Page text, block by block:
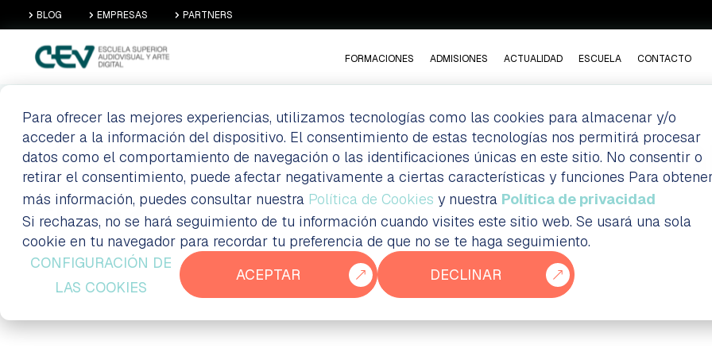
Para ofrecer las mejores experiencias, utilizamos tecnologías como las cookies para almacenar y/o
acceder a la información del dispositivo. El consentimiento de estas tecnologías nos permitirá procesar
datos como el comportamiento de navegación o las identificaciones únicas en este sitio. No consentir o
retirar el consentimiento, puede afectar negativamente a ciertas características y funciones Para
más información, puedes consultar nuestra Política de Cookies y nuestra Política de privacidad
Si rechazas, no se hará seguimiento de tu información cuando visites este sitio web. Se usará una sola
cookie en tu navegador para recordar tu preferencia de que no se te haga seguimiento.
CONFIGURACIÓN DE
LAS COOKIES
ACEPTAR DECLINAR
BLOG EMPRESAS PARTNERS
FORMACIONES ADMISIONES ACTUALIDAD ESCUELA CONTACTO
¿QUÉ ESTUDIAR PARA SER
CINE?
Blog